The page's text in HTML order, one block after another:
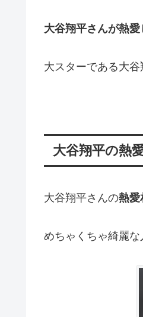
大谷翔平さんが熱愛
大スターである大
大谷翔平の熱
大谷翔平さんの熱愛
めちゃくちゃ綺麗な